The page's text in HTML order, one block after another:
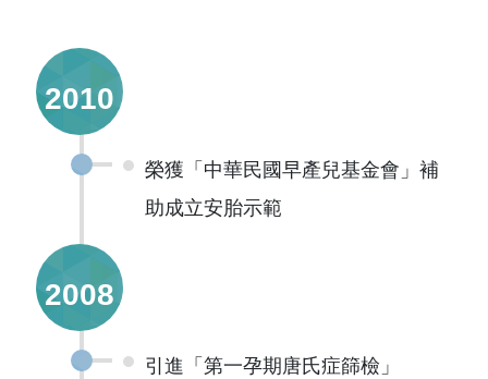
2010
榮獲「中華民國早產兒基金會」補
助成立安胎示範
2008
引進「第一孕期唐氏症篩檢」